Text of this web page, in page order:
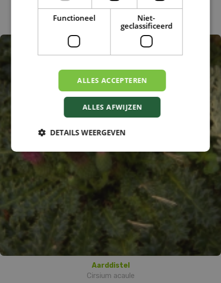
Tagetes patula 'Sunshine Orange'
Aarddistel
Cirsium acaule
Functioneel
Niet-
geclassificeerd
ALLES ACCEPTEREN
ALLES AFWIJZEN
DETAILS WEERGEVEN